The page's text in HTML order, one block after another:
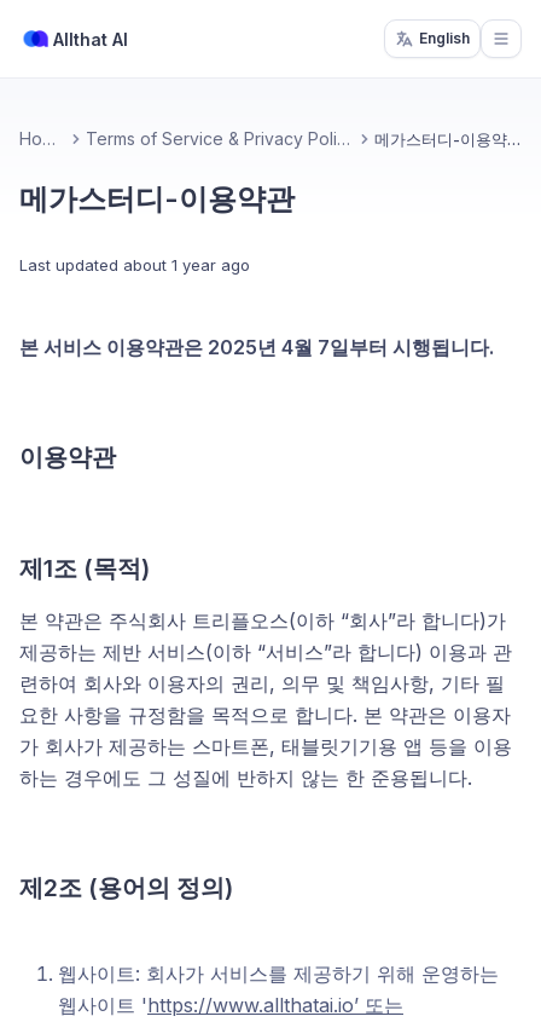
Allthat AI English
Home Terms of Service & Privacy Policy 메가스터디-이용약관
메가스터디-이용약관
Last updated about 1 year ago
본 서비스 이용약관은 2025년 4월 7일부터 시행됩니다.
이용약관
제1조 (목적)
본 약관은 주식회사 트리플오스(이하 “회사”라 합니다)가
제공하는 제반 서비스(이하 “서비스”라 합니다) 이용과 관
련하여 회사와 이용자의 권리, 의무 및 책임사항, 기타 필
요한 사항을 규정함을 목적으로 합니다. 본 약관은 이용자
가 회사가 제공하는 스마트폰, 태블릿기기용 앱 등을 이용
하는 경우에도 그 성질에 반하지 않는 한 준용됩니다.
제2조 (용어의 정의)
웹사이트: 회사가 서비스를 제공하기 위해 운영하는
웹사이트 'https://www.allthatai.io’ 또는